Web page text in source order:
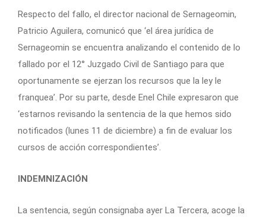
Respecto del fallo, el director nacional de Sernageomin,
Patricio Aguilera, comunicó que ‘el área jurídica de
Sernageomin se encuentra analizando el contenido de lo
fallado por el 12° Juzgado Civil de Santiago para que
oportunamente se ejerzan los recursos que la ley le
franquea’. Por su parte, desde Enel Chile expresaron que
‘estarnos revisando la sentencia de la que hemos sido
notificados (lunes 11 de diciembre) a fin de evaluar los
cursos de acción correspondientes’.
INDEMNIZACIÓN
La sentencia, según consignaba ayer La Tercera, acoge la